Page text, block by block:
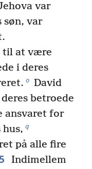
var
søn, var
til at være
i deres
o David
betroede
ansvaret for
q
på alle fire
Indimellem